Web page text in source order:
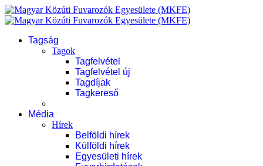
Tagság
Tagok
Tagfelvétel
Tagfelvétel új
Tagdíjak
Tagkereső
Média
Hírek
Belföldi hírek
Külföldi hírek
Egyesületi hírek